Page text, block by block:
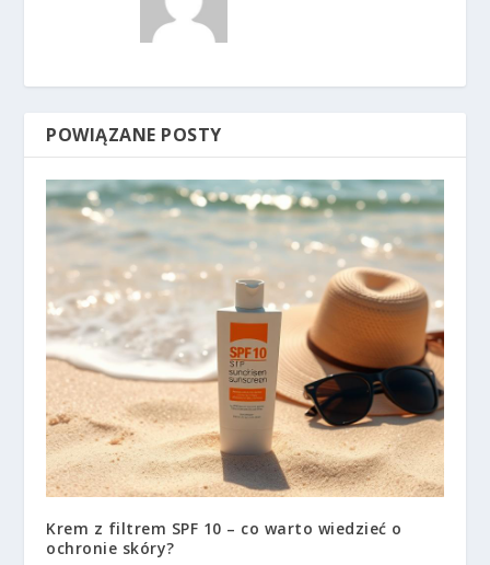
POWIĄZANE POSTY
Krem z filtrem SPF 10 – co warto wiedzieć o
ochronie skóry?